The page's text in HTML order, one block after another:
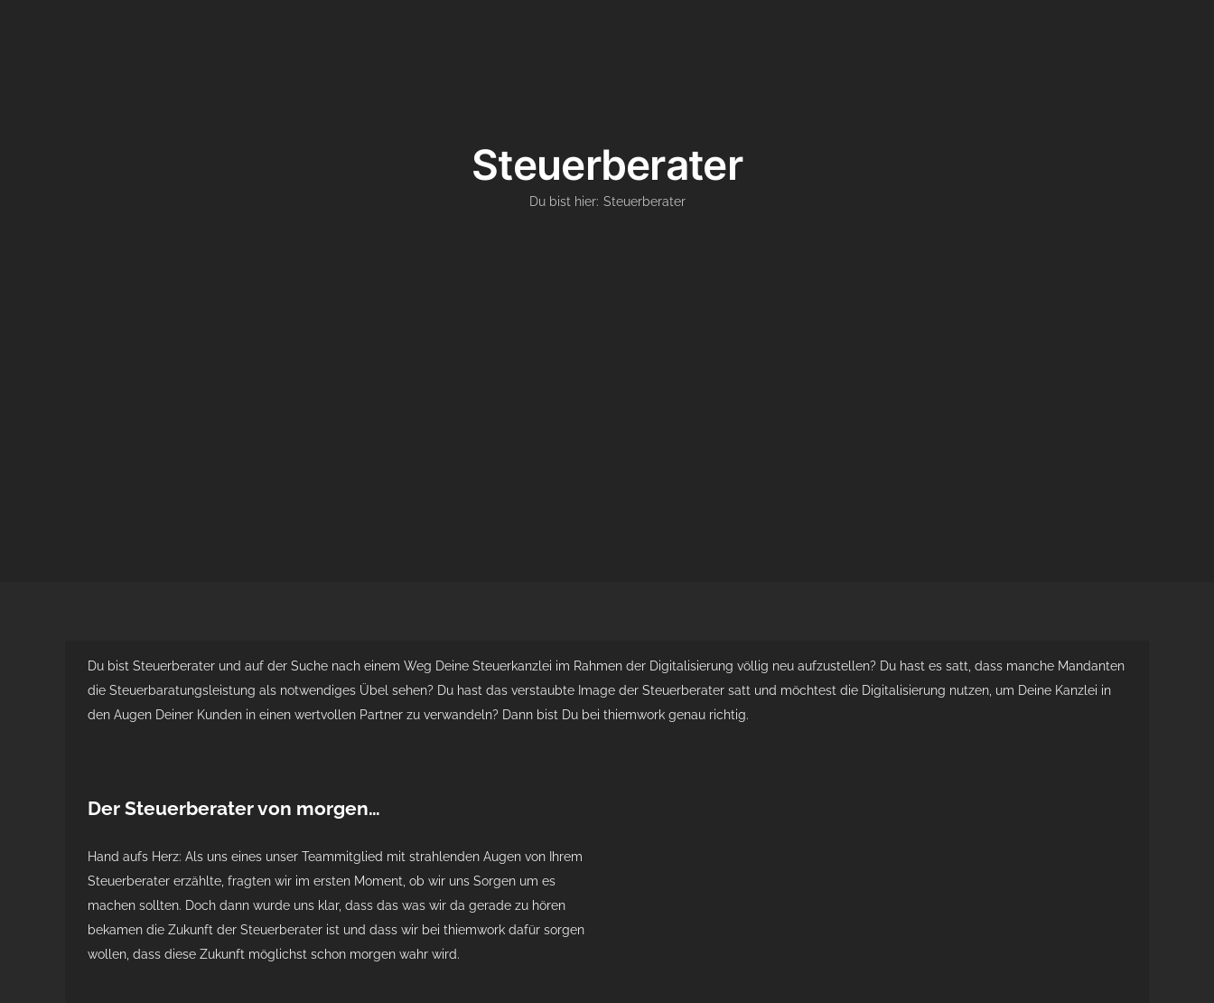
Steuerberater
Du bist hier: Steuerberater
Du bist Steuerberater und auf der Suche nach einem Weg Deine Steuerkanzlei im Rahmen der Digitalisierung völlig neu aufzustellen? Du hast es satt, dass manche Mandanten
die Steuerbaratungsleistung als notwendiges Übel sehen? Du hast das verstaubte Image der Steuerberater satt und möchtest die Digitalisierung nutzen, um Deine Kanzlei in
den Augen Deiner Kunden in einen wertvollen Partner zu verwandeln? Dann bist Du bei thiemwork genau richtig.
Der Steuerberater von morgen…
Hand aufs Herz: Als uns eines unser Teammitglied mit strahlenden Augen von Ihrem
Steuerberater erzählte, fragten wir im ersten Moment, ob wir uns Sorgen um es
machen sollten. Doch dann wurde uns klar, dass das was wir da gerade zu hören
bekamen die Zukunft der Steuerberater ist und dass wir bei thiemwork dafür sorgen
wollen, dass diese Zukunft möglichst schon morgen wahr wird.